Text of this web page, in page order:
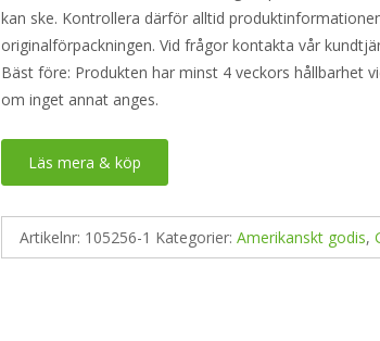
kan ske. Kontrollera därför alltid
originalförpackningen. Vid frågor kontakta vår
Bäst före: Produkten har minst 4 veckors hållbarhet
om inget annat anges.
Läs mera & köp
Artikelnr: 105256-1 Kategorier:Amerikanskt godis,